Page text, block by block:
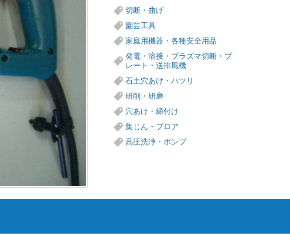
切断・曲げ
園芸工具
家庭用機器・各種安全用品
発電・溶接・プラズマ切断・プ
レート・送排風機
石土穴あけ・ハツリ
研削・研磨
穴あけ・締付け
集じん・ブロア
高圧洗浄・ポンプ